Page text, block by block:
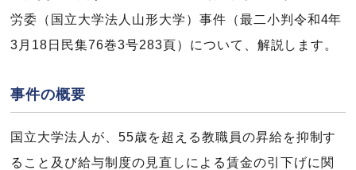
労委（国立大学法人山形大学）事件（最二小判令和4年
3月18日民集76巻3号283頁）について、解説します。
事件の概要
国立大学法人が、55歳を超える教職員の昇給を抑制す
ること及び給与制度の見直しによる賃金の引下げに関